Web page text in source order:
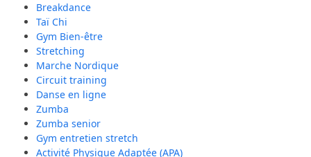
Breakdance
Taï Chi
Gym Bien-être
Stretching
Marche Nordique
Circuit training
Danse en ligne
Zumba
Zumba senior
Gym entretien stretch
Activité Physique Adaptée (APA)